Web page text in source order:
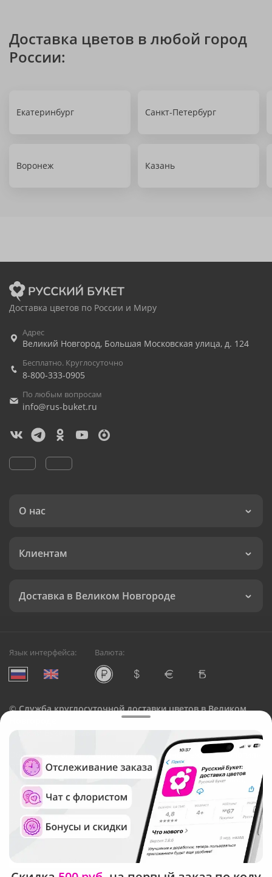
Доставка цветов в любой город
России:
Екатеринбург Санкт-Петербург
Воронеж Казань
Доставка цветов по России и Миру
Адрес
Великий Новгород, Большая Московская улица, д. 124
Бесплатно. Круглосуточно
8-800-333-0905
По любым вопросам
info@rus-buket.ru
О нас
Клиентам
Доставка в Великом Новгороде
Язык интерфейса: Валюта:
©Служба круглосуточной доставки цветов в Великом
Русский Букет, 2026
Общество с ограниченной ответственностью «Технология»
ОГРН: 1195476081745, ИНН: 5410081997
Юридический адрес: г. Новосибирск, ул. Ипподромская,
д.42, оф. 3
Рейтинг Русского букета